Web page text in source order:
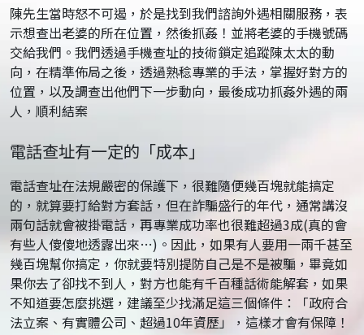
陳先生當時怒不可遏，於是找到我們諮詢外遇相關服務，表
示想查出老婆的所在位置，然後抓姦！並將老婆的手機號碼
交給我們。我們透過手機查址的技術鎖定追蹤陳太太的動
向，在精準佈局之後，透過熟稔專業的手法，掌握好對方的
位置，以及調查出他們下一步動向，最後成功抓姦外遇的兩
人，順利結案
電話查址有一定的「成本」
電話查址在法規嚴密的保護下，很難隨便幾百塊就能搞定
的，就算要打給對方套話，但在詐騙盛行的年代，通常講沒
兩句話就會被掛電話，再專業成功率也很難超過3成(真的會
有些人傻傻地透露出來…)。因此，如果有人要用一兩千甚至
幾百塊幫你搞定，你就要特別提防自己是不是被騙，畢竟如
果你去了卻找不到人，對方也能有千百種話術能解套，如果
不知道要怎麼挑選，建議至少找滿足這三個條件：「政府合
法立案、有實體公司、超過10年資歷」，這樣才會有保障！